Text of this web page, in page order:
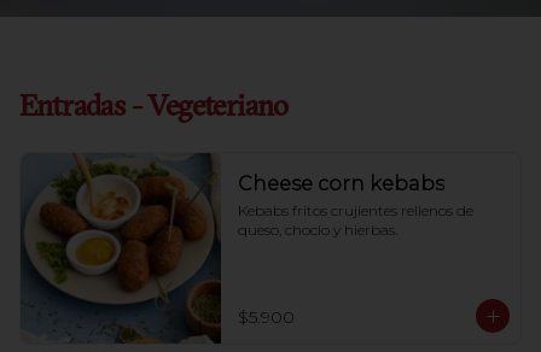
Entradas - Vegeteriano
Cheese corn kebabs
Kebabs fritos crujientes rellenos de
queso, choclo y hierbas.
$5.900